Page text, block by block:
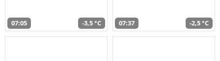
07:05 -3,5 °C 07:37 -2,5 °C